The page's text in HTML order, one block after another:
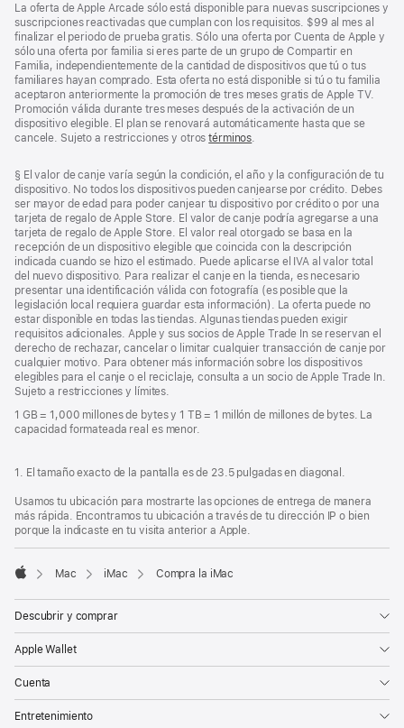
La oferta de Apple Arcade sólo está disponible para nuevas suscripciones y
suscripciones reactivadas que cumplan con los requisitos. $99 al mes al
finalizar el periodo de prueba gratis. Sólo una oferta por Cuenta de Apple y
sólo una oferta por familia si eres parte de un grupo de Compartir en
Familia, independientemente de la cantidad de dispositivos que tú o tus
familiares hayan comprado. Esta oferta no está disponible si tú o tu familia
aceptaron anteriormente la promoción de tres meses gratis de Apple TV.
Promoción válida durante tres meses después de la activación de un
dispositivo elegible. El plan se renovará automáticamente hasta que se
cancele. Sujeto a restricciones y otrostérminos
Nota
al
pie
§ El valor de canje varía según la condición, el año y la configuración de tu
dispositivo. No todos los dispositivos pueden canjearse por crédito. Debes
ser mayor de edad para poder canjear tu dispositivo por crédito o por una
tarjeta de regalo de Apple Store. El valor de canje podría agregarse a una
tarjeta de regalo de Apple Store. El valor real otorgado se basa en la
recepción de un dispositivo elegible que coincida con la descripción
indicada cuando se hizo el estimado. Puede aplicarse el IVA al valor total
del nuevo dispositivo. Para realizar el canje en la tienda, es necesario
presentar una identificación válida con fotografía (es posible que la
legislación local requiera guardar esta información). La oferta puede no
estar disponible en todas las tiendas. Algunas tiendas pueden exigir
requisitos adicionales. Apple y sus socios de Apple Trade In se reservan el
derecho de rechazar, cancelar o limitar cualquier transacción de canje por
cualquier motivo. Para obtener más información sobre los dispositivos
elegibles para el canje o el reciclaje, consulta a un socio de Apple Trade In.
Sujeto a restricciones y límites.
1 GB = 1,000 millones de bytes y 1 TB = 1 millón de millones de bytes. La
capacidad formateada real es menor.
1. El tamaño exacto de la pantalla es de 23.5 pulgadas en diagonal.
Usamos tu ubicación para mostrarte las opciones de entrega de manera
más rápida. Encontramos tu ubicación a través de tu dirección IP o bien
porque la indicaste en tu visita anterior a Apple.
Mac iMac Compra la iMac
Descubrir y comprar
Apple Wallet
Cuenta
Entretenimiento